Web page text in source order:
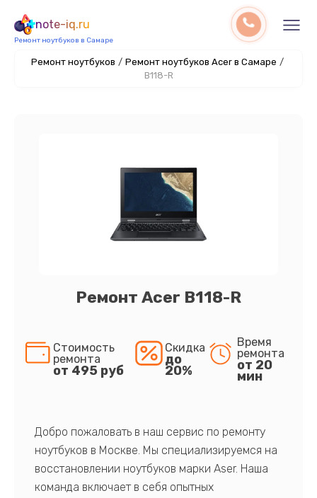
note-iq.ru
Ремонт ноутбуков в Самаре
Ремонт ноутбуков / Ремонт ноутбуков Acer в Самаре /
B118-R
Ремонт Acer B118-R
Стоимость
ремонта
от 495 руб
Скидка
до
20%
Время
ремонта
от 20
мин
Добро пожаловать в наш сервис по ремонту
ноутбуков в Москве. Мы специализируемся на
восстановлении ноутбуков марки Aser. Наша
команда включает в себя опытных